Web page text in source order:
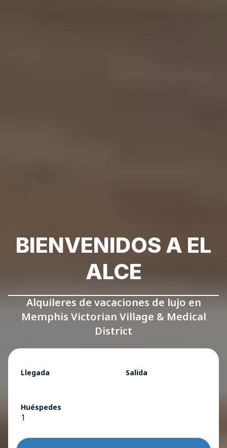
BIENVENIDOS A EL
ALCE
Alquileres de vacaciones de lujo en
Memphis Victorian Village & Medical
District
Llegada Salida
Huéspedes
1